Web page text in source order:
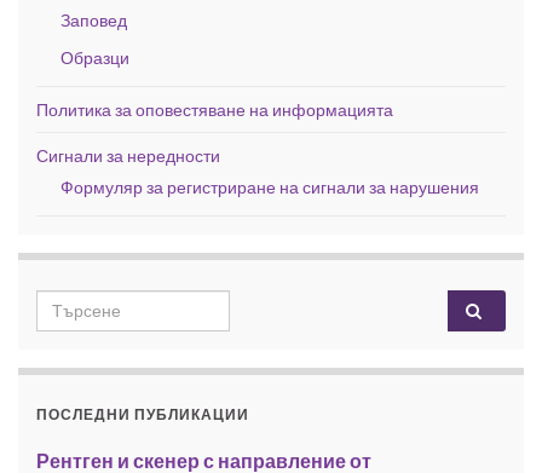
Заповед
Образци
Политика за оповестяване на информацията
Сигнали за нередности
Формуляр за регистриране на сигнали за нарушения
Search for:
ПОСЛЕДНИ ПУБЛИКАЦИИ
Рентген и скенер с направление от